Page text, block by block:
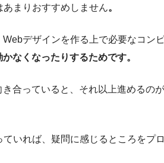
まりおすすめしません。
デザインを作る上で必要なコン
なくなったりするためです。
合っていると、それ以上進めるの
いれば、疑問に感じるところをプ